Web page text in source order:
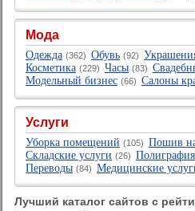
Мода
Одежда (362) Обувь (92)
Косметика (229) Часы (83)
Модельный бизнес (66) Cалоны
Услуги
Уборка помещений (105) Пошив на
Складские услуги (26) Полиграфия
Переводы (84) Медицинские
Лучший каталог сайтов с